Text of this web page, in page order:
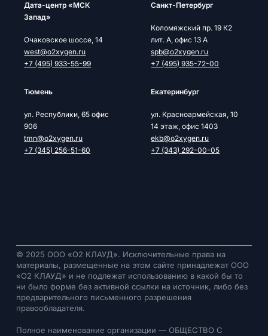
Дата-центр «МСК
Запад»
Очаковское шоссе, 14
west@o2xygen.ru
+7 (495) 933-55-99
Cанкт-Петербург
Коломяжский пр. 19 К2
лит. А, офис 13 А
spb@o2xygen.ru
+7 (495) 935-72-00
Тюмень
ул. Республики, 65 офис
906
tmn@o2xygen.ru
+7 (345) 256-51-60
Екатеринбург
ул. Красноармейская, 10
14 этаж, офис 1403
ekb@o2xygen.ru
+7 (343) 292-00-05
© 2025 ООО «О2 КЛАУД». Исключительные права на
материалы, размещенные на этом сайте принадлежат ООО
«О2 КЛАУД» и не подлежат использованию в какой бы то
ни было форме без активной ссылки на источник, либо без
предварительного письменного разрешения
правообладателя.
Полное наименование организации — ОБЩЕСТВО С